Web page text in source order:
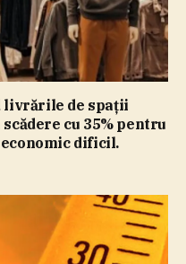
de spaţii
cu 35% pentru
dificil.